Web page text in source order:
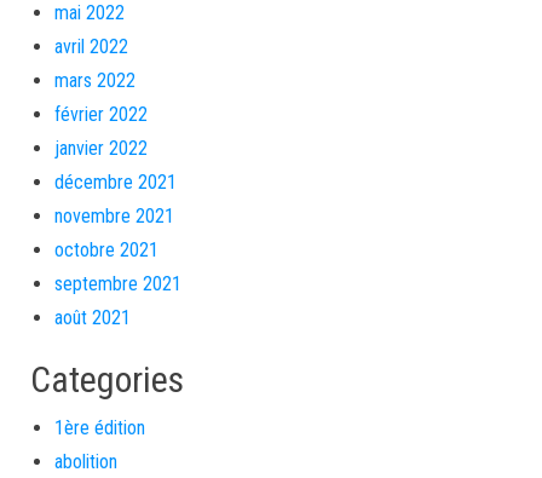
mai 2022
avril 2022
mars 2022
février 2022
janvier 2022
décembre 2021
novembre 2021
octobre 2021
septembre 2021
août 2021
Categories
1ère édition
abolition